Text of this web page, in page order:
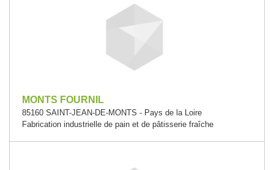
MONTS FOURNIL
85160 SAINT-JEAN-DE-MONTS - Pays de la Loire
Fabrication industrielle de pain et de pâtisserie fraîche